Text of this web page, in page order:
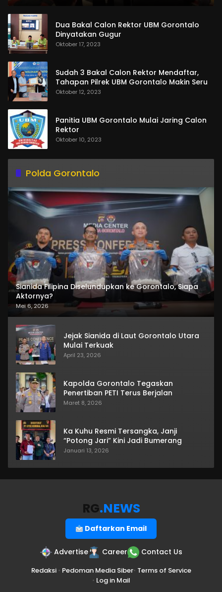
Dua Bakal Calon Rektor UBM Gorontalo
Dinyatakan Gugur
Oktober 17, 2023
Sudah 3 Bakal Calon Rektor Mendaftar,
Tahapan Pilrek UBM Gorontalo Makin Seru
Oktober 12, 2023
Panitia UBM Gorontalo Mulai Jaring Calon
Rektor
Oktober 10, 2023
Polda Gorontalo
Sianida Filipina Diselundupkan ke Gorontalo, Siapa
Aktornya?
Mei 6, 2026
Jejak Sianida di Laut Gorontalo Utara
Mulai Terkuak
April 23, 2026
Kapolda Gorontalo Tegaskan
Penertiban PETI Terus Berjalan
Maret 8, 2026
Ka Kuhu Resmi Tersangka, Janji
“Potong Jari” Kini Jadi Bumerang
Januari 13, 2026
RG.NEWS
Daftarkan Email
Advertise Career Contact Us
Redaksi• Pedoman Media Siber• Terms of Service
• Log in Mail